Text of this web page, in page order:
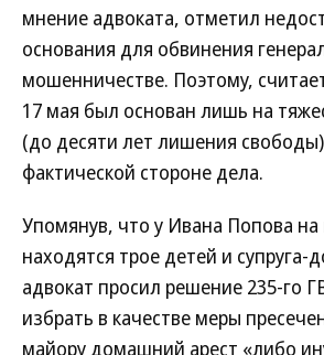
мнение адвоката, отметил
основания для обвинения
мошенничестве. Поэтому,
17 мая был основан лишь на
(до десяти лет лишения
фактической стороне дела.
Упомянув, что у Ивана Попова
находятся трое детей и супруга-
адвокат просил решение 235-го
избрать в качестве меры
майору домашний арест «либо